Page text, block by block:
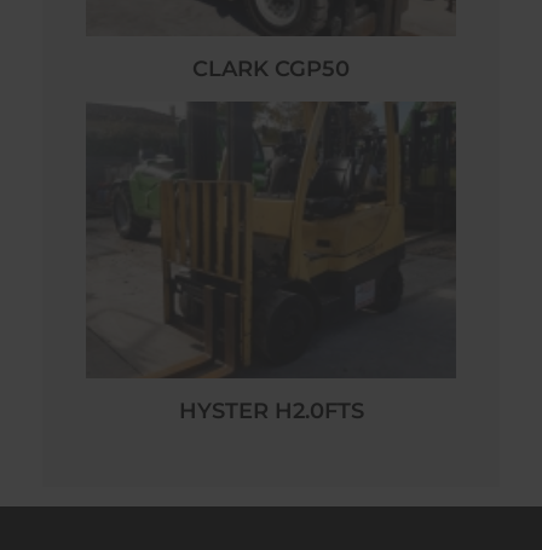
CLARK CGP50
HYSTER H2.0FTS